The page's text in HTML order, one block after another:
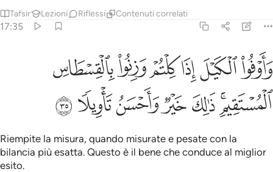
Tafsir Lezioni Riflessi Contenuti correlati
17:35
واوفوا الكيل اذا كلتم وزنوا بالقسطاس المستقيم ذالك خير واحسن تاويلا
وَأَوْفُوا۟ ٱلْكَيْلَ إِذَا كِلْتُمْ وَزِنُوا۟ بِٱلْقِسْطَاسِ ٱلْمُسْتَقِيمِ ۚ ذَٰلِكَ خَيْرٌۭ
ﲱﲲﲳﲴﲵﲶ
ﲷﲸﲹﲺﲻﲼﲽ
Riempite la misura, quando misurate e pesate con la
bilancia più esatta. Questo è il bene che conduce al miglior
esito.